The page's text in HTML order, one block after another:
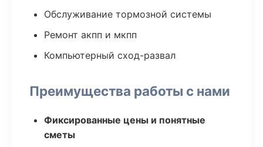
Обслуживание тормозной системы
Ремонт акпп и мкпп
Компьютерный сход-развал
Преимущества работы с нами
Фиксированные цены и понятные
сметы